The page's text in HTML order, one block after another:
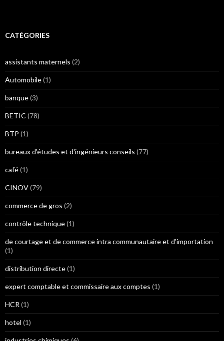
CATÉGORIES
assistants maternels (2)
Automobile(1)
banque(3)
BETIC (78)
BTP (1)
bureaux d'études et d'ingénieurs conseils (77)
café(1)
CINOV(79)
commerce de gros (2)
contrôle technique(1)
de courtage et de commerce intra communautaire et d'importation
(1)
distribution directe(1)
expert comptable et commissaire aux comptes (1)
HCR (1)
hotel (1)